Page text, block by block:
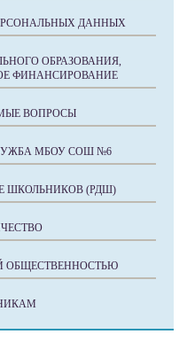
ДАННЫХ
ОБРАЗОВАНИЯ,
ФИНАНСИРОВАНИЕ
ВОПРОСЫ
МБОУ СОШ №6
ШКОЛЬНИКОВ (РДШ)
ОБЩЕСТВЕННОСТЬЮ